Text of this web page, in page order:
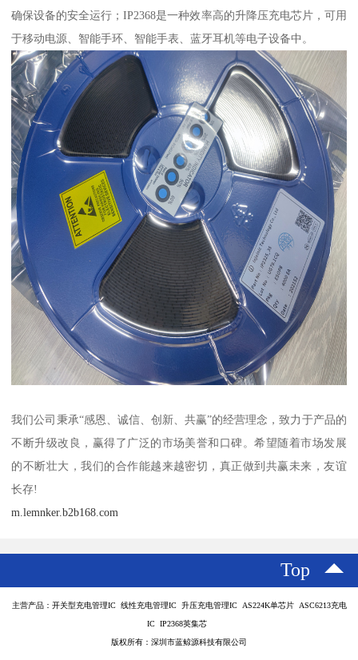
确保设备的安全运行；IP2368是一种效率高的升降压充电芯片，可用
于移动电源、智能手环、智能手表、蓝牙耳机等电子设备中。
我们公司秉承“感恩、诚信、创新、共赢”的经营理念，致力于产品的
不断升级改良，赢得了广泛的市场美誉和口碑。希望随着市场发展
的不断壮大，我们的合作能越来越密切，真正做到共赢未来，友谊
长存!
m.lemnker.b2b168.com
Top
主营产品：开关型充电管理IC 线性充电管理IC 升压充电管理IC AS224K单芯片 ASC6213充电
IC IP2368英集芯
版权所有：深圳市蓝鲸源科技有限公司